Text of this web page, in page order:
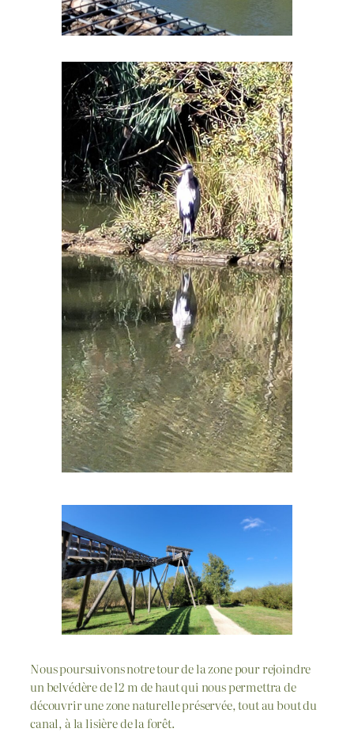
Nous poursuivons notre tour de la zone pour rejoindre
un belvédère de 12 m de haut qui nous permettra de
découvrir une zone naturelle préservée, tout au bout du
canal, à la lisière de la forêt.